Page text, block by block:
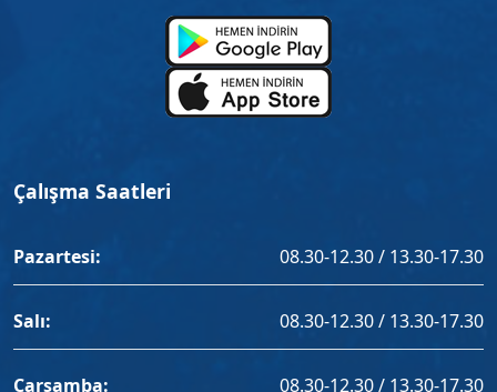
Çalışma Saatleri
Pazartesi: 08.30-12.30 / 13.30-17.30
Salı: 08.30-12.30 / 13.30-17.30
Çarşamba: 08.30-12.30 / 13.30-17.30